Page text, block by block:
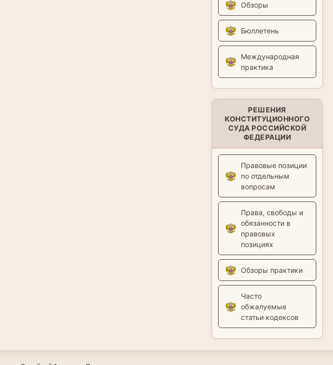
Обзоры
Бюллетень
Международная
практика
РЕШЕНИЯ
КОНСТИТУЦИОННОГО
СУДА РОССИЙСКОЙ
ФЕДЕРАЦИИ
Правовые позиции
по отдельным
вопросам
Права, свободы и
обязанности в
правовых
позициях
Обзоры практики
Часто
обжалуемые
статьи кодексов